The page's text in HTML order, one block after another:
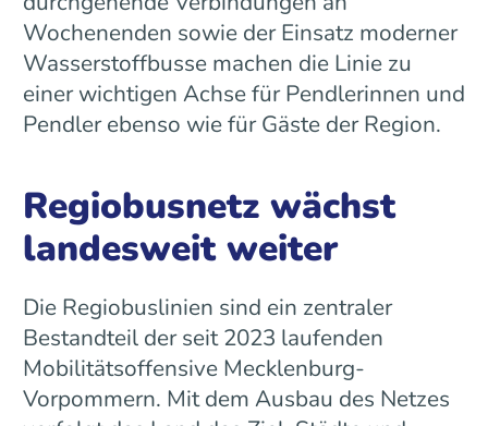
Wochenenden sowie der Einsatz moderner
Wasserstoffbusse machen die Linie zu
einer wichtigen Achse für Pendlerinnen und
Pendler ebenso wie für Gäste der Region.
Regiobusnetz wächst
landesweit weiter
Die Regiobuslinien sind ein zentraler
Bestandteil der seit 2023 laufenden
Mobilitätsoffensive Mecklenburg-
Vorpommern. Mit dem Ausbau des Netzes